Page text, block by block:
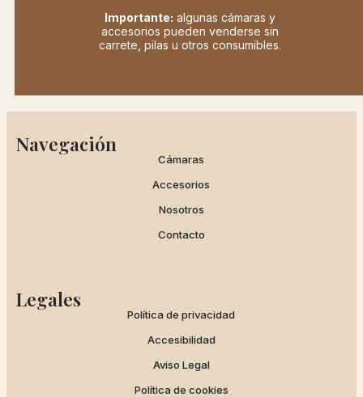
Importante: algunas cámaras y
accesorios pueden venderse sin
carrete, pilas u otros consumibles.
Navegación
Cámaras
Accesorios
Nosotros
Contacto
Legales
Política de privacidad
Accesibilidad
Aviso Legal
Política de cookies